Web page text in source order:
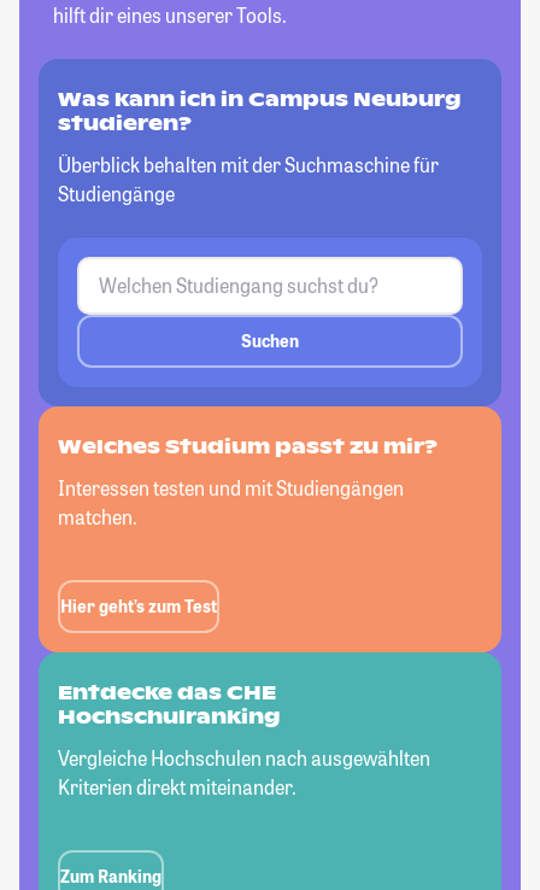
hilft dir eines unserer Tools.
Was kann ich in Campus Neuburg
studieren?
Überblick behalten mit der Suchmaschine für
Studiengänge
Suchen
Welches Studium passtzu mir?
Interessen testen und mit Studiengängen
matchen.
Hier geht’s zum Test
Entdecke das CHE
Hochschulranking
Vergleiche Hochschulen nach ausgewählten
Kriterien direkt miteinander.
Zum Ranking